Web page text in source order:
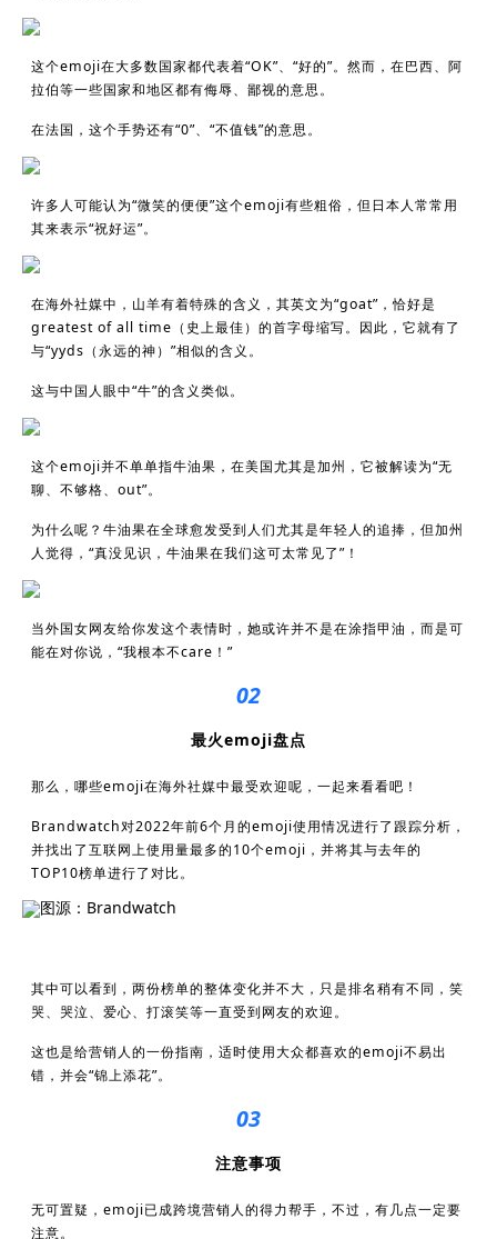
这个emoji在大多数国家都代表着“OK”、“好的”。然而，在巴西、阿
拉伯等一些国家和地区都有侮辱、鄙视的意思。
在法国，这个手势还有“0”、“不值钱”的意思。
许多人可能认为“微笑的便便”这个emoji有些粗俗，但日本人常常用
其来表示“祝好运”。
在海外社媒中，山羊有着特殊的含义，其英文为“goat”，恰好是
greatest of all time（史上最佳）的首字母缩写。因此，它就有了
与“yyds（永远的神）”相似的含义。
这与中国人眼中“牛”的含义类似。
这个emoji并不单单指牛油果，在美国尤其是加州，它被解读为“无
聊、不够格、out”。
为什么呢？牛油果在全球愈发受到人们尤其是年轻人的追捧，但加州
人觉得，“真没见识，牛油果在我们这可太常见了”！
当外国女网友给你发这个表情时，她或许并不是在涂指甲油，而是可
能在对你说，“我根本不care！”
02
最火emoji盘点
那么，哪些emoji在海外社媒中最受欢迎呢，一起来看看吧！
Brandwatch对2022年前6个月的emoji使用情况进行了跟踪分析，
并找出了互联网上使用量最多的10个emoji，并将其与去年的
TOP10榜单进行了对比。
图源：Brandwatch
其中可以看到，两份榜单的整体变化并不大，只是排名稍有不同，笑
哭、哭泣、爱心、打滚笑等一直受到网友的欢迎。
这也是给营销人的一份指南，适时使用大众都喜欢的emoji不易出
错，并会“锦上添花”。
03
注意事项
无可置疑，emoji已成跨境营销人的得力帮手，不过，有几点一定要
注意。